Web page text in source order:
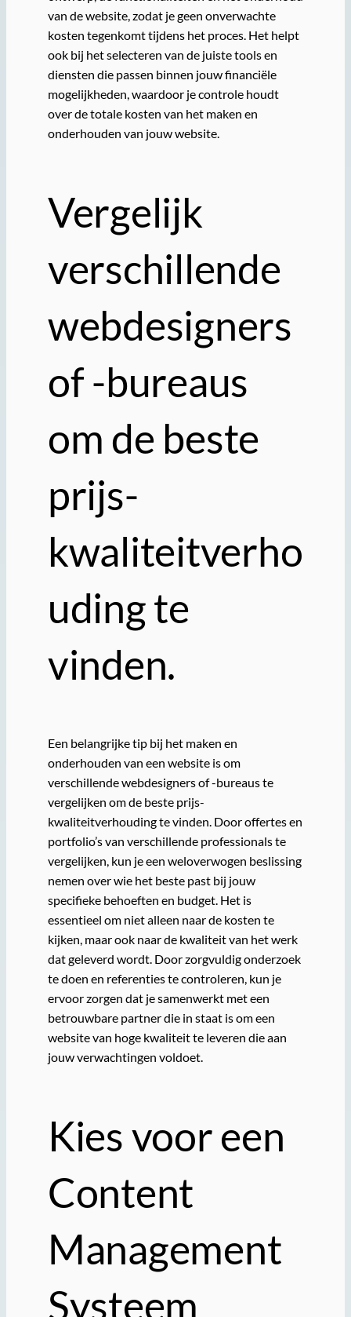
van de website, zodat je geen onverwachte
kosten tegenkomt tijdens het proces. Het helpt
ook bij het selecteren van de juiste tools en
diensten die passen binnen jouw financiële
mogelijkheden, waardoor je controle houdt
over de totale kosten van het maken en
onderhouden van jouw website.
Vergelijk
verschillende
webdesigners
of -bureaus
om de beste
prijs-
kwaliteitverho
uding te
vinden.
Een belangrijke tip bij het maken en
onderhouden van een website is om
verschillende webdesigners of -bureaus te
vergelijken om de beste prijs-
kwaliteitverhouding te vinden. Door offertes en
portfolio’s van verschillende professionals te
vergelijken, kun je een weloverwogen beslissing
nemen over wie het beste past bij jouw
specifieke behoeften en budget. Het is
essentieel om niet alleen naar de kosten te
kijken, maar ook naar de kwaliteit van het werk
dat geleverd wordt. Door zorgvuldig onderzoek
te doen en referenties te controleren, kun je
ervoor zorgen dat je samenwerkt met een
betrouwbare partner die in staat is om een
website van hoge kwaliteit te leveren die aan
jouw verwachtingen voldoet.
Kies voor een
Content
Management
Systeem